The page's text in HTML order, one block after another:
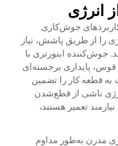
انرژی
جوش‌کاری
را از طریق پاشش، نیاز
جوش‌کننده اینورتری با
پایداری برجسته‌ای
به قطعه کار را تضمین
ناشی از قطع‌شدن
تعمیر هستند،
مدرن به‌طور مداوم